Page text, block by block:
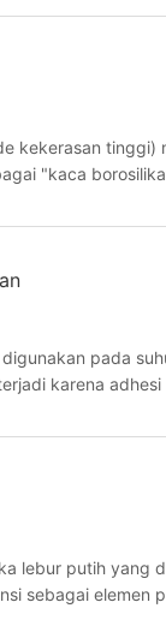
kekerasan tinggi)
"kaca
pada
karena adhesi
lebur putih yang
sebagai elemen